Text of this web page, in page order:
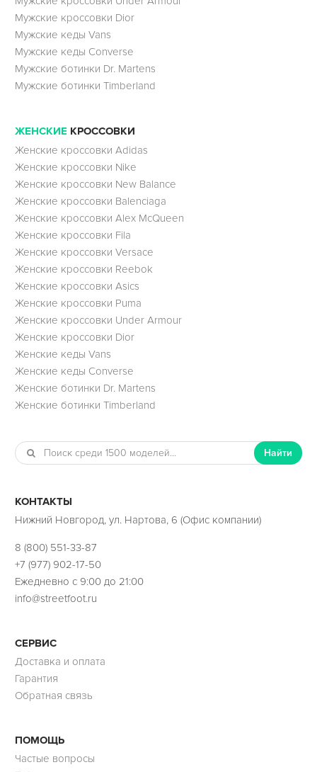
Мужские кроссовки Dior
Мужские кеды Vans
Мужские кеды Converse
Мужские ботинки Dr. Martens
Мужские ботинки Timberland
ЖЕНСКИЕ КРОССОВКИ
Женские кроссовки Adidas
Женские кроссовки Nike
Женские кроссовки New Balance
Женские кроссовки Balenciaga
Женские кроссовки Alex McQueen
Женские кроссовки Fila
Женские кроссовки Versace
Женские кроссовки Reebok
Женские кроссовки Asics
Женские кроссовки Puma
Женские кроссовки Under Armour
Женские кроссовки Dior
Женские кеды Vans
Женские кеды Converse
Женские ботинки Dr. Martens
Женские ботинки Timberland
Найти
КОНТАКТЫ
Нижний Новгород, ул. Нартова, 6 (Офис компании)
8 (800) 551-33-87
+7 (977) 902-17-50
Ежедневно с 9:00 до 21:00
info@streetfoot.ru
СЕРВИС
Доставка и оплата
Гарантия
Обратная связь
ПОМОЩЬ
Частые вопросы